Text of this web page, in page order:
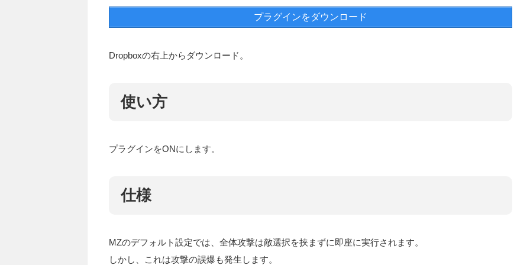
プラグインをダウンロード
Dropboxの右上からダウンロード。
使い方
プラグインをONにします。
仕様
MZのデフォルト設定では、全体攻撃は敵選択を挟まずに即座に実行されます。
しかし、これは攻撃の誤爆も発生します。